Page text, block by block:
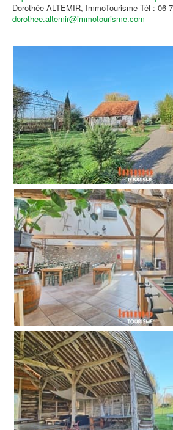
Dorothée ALTEMIR, ImmoTourisme Tél : 06
dorothee.altemir@immotourisme.com